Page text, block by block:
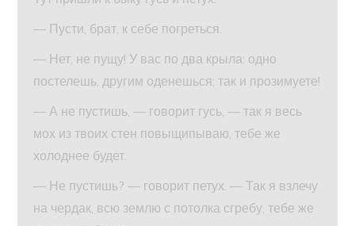
— Пусти, брат, к себе погреться.
— Нет, не пущу! У вас по два крыла: одно
постелешь, другим оденешься; так и прозимуете!
— А не пустишь, — говорит гусь, — так я весь
мох из твоих стен повыщипываю, тебе же
холоднее будет.
— Не пустишь? — говорит петух. — Так я взлечу
на чердак, всю землю с потолка сгребу, тебе же